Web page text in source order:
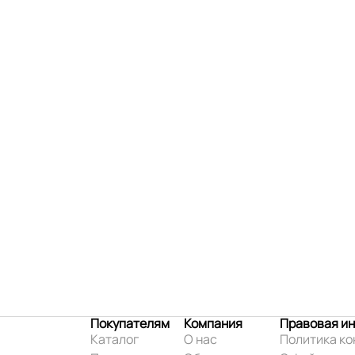
Покупателям
Каталог
Компания
О нас
Правовая
Политика